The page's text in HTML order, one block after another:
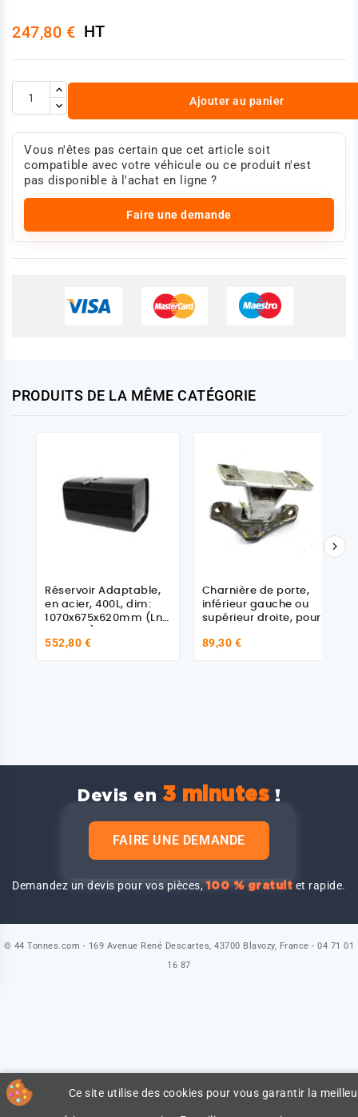
247,80 € HT
Ajouter au panier
Vous n'êtes pas certain que cet article soit
compatible avec votre véhicule ou ce produit n'est
pas disponible à l'achat en ligne ?
Faire une demande
PRODUITS DE LA MÊME CATÉGORIE
Réservoir Adaptable,
en acier, 400L, dim:
1070x675x620mm (Lng
552,80 €
Charnière de porte,
inférieur gauche ou
supérieur droite, pour
VOLVO
89,30 €

Devis en 3 minutes !
FAIRE UNE DEMANDE
Demandez un devis pour vos pièces,100 % gratuit et rapide.
Ce site utilise des cookies pour vous garantir la
© 44 Tonnes.com - 169 Avenue René Descartes, 43700 Blavozy, France - 04 71 01
16 87